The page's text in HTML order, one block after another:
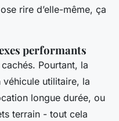
rire d’elle-même, ça
performants
Pourtant, la
véhicule utilitaire, la
longue durée, ou
terrain - tout cela